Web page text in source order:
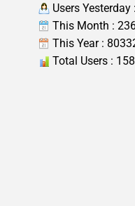
Users Yesterday
This Month :
This Year :
Total Users :